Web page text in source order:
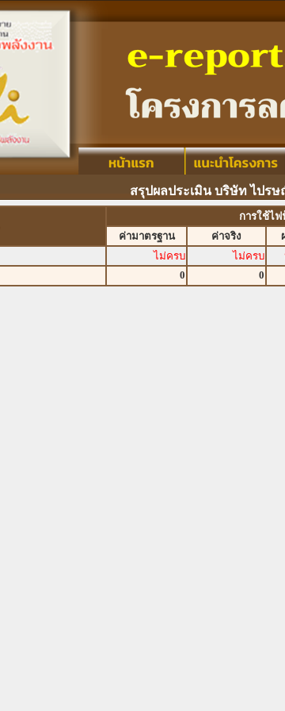
สรุปผลประเมิน บริษัท ไปร
การใช้ไฟ
ค่ามาตรฐาน
ค่าจริง
ไม่ครบ ไม่ครบ
0 0